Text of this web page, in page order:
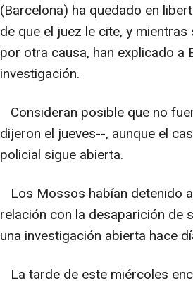
(Barcelona) ha quedado en
de que el juez le cite, y
por otra causa, han explicado a
investigación.
Consideran posible que no
dijeron el jueves--, aunque el
policial sigue abierta.
Los Mossos habían detenido
relación con la desaparición de
una investigación abierta hace
La tarde de este miércoles